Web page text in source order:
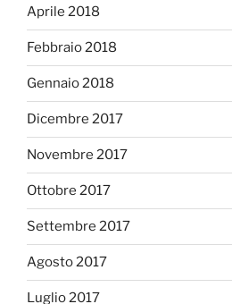
Aprile 2018
Febbraio 2018
Gennaio 2018
Dicembre 2017
Novembre 2017
Ottobre 2017
Settembre 2017
Agosto 2017
Luglio 2017